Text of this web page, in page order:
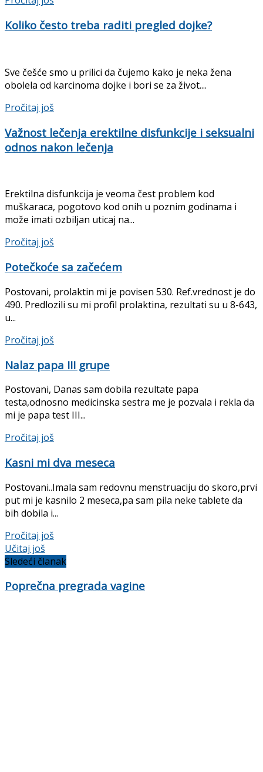
Koliko često treba raditi pregled dojke?
Sve češće smo u prilici da čujemo kako je neka žena
obolela od karcinoma dojke i bori se za život....
Pročitaj još
Važnost lečenja erektilne disfunkcije i seksualni
odnos nakon lečenja
Erektilna disfunkcija je veoma čest problem kod
muškaraca, pogotovo kod onih u poznim godinama i
može imati ozbiljan uticaj na...
Pročitaj još
Potečkoće sa začećem
Postovani, prolaktin mi je povisen 530. Ref.vrednost je do
490. Predlozili su mi profil prolaktina, rezultati su u 8-643,
u...
Pročitaj još
Nalaz papa III grupe
Postovani, Danas sam dobila rezultate papa
testa,odnosno medicinska sestra me je pozvala i rekla da
mi je papa test III...
Pročitaj još
Kasni mi dva meseca
Postovani..Imala sam redovnu menstruaciju do skoro,prvi
put mi je kasnilo 2 meseca,pa sam pila neke tablete da
bih dobila i...
Pročitaj još
Učitaj još
Sledeći članak
Poprečna pregrada vagine